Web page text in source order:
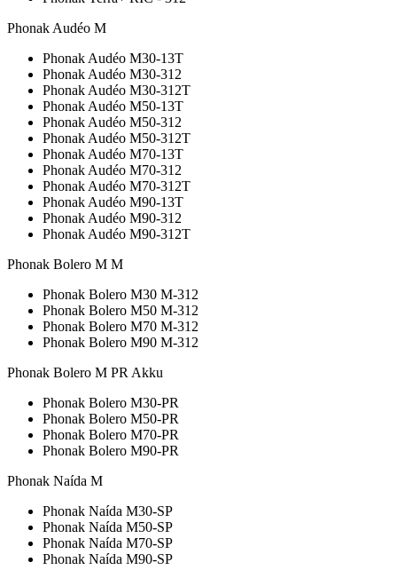
Phonak Audéo M
Phonak Audéo M30-13T
Phonak Audéo M30-312
Phonak Audéo M30-312T
Phonak Audéo M50-13T
Phonak Audéo M50-312
Phonak Audéo M50-312T
Phonak Audéo M70-13T
Phonak Audéo M70-312
Phonak Audéo M70-312T
Phonak Audéo M90-13T
Phonak Audéo M90-312
Phonak Audéo M90-312T
Phonak Bolero M M
Phonak Bolero M30 M-312
Phonak Bolero M50 M-312
Phonak Bolero M70 M-312
Phonak Bolero M90 M-312
Phonak Bolero M PR Akku
Phonak Bolero M30-PR
Phonak Bolero M50-PR
Phonak Bolero M70-PR
Phonak Bolero M90-PR
Phonak Naída M
Phonak Naída M30-SP
Phonak Naída M50-SP
Phonak Naída M70-SP
Phonak Naída M90-SP